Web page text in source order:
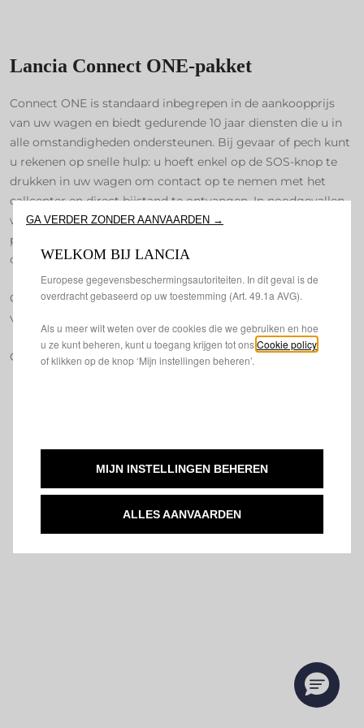
Lancia Connect ONE-pakket
Connect ONE is standaard inbegrepen in de aankoopprijs
van uw wagen en biedt gedurende 10 jaar diensten die u in
alle omstandigheden ondersteunen. Bij gevaar of pech kunt
u rekenen op snelle hulp: u hoeft enkel op de SOS-knop te
drukken in uw wagen om contact op te nemen met het
callcenter en direct bijstand te ontvangen. In noodgevallen
wordt automatisch een oproep gestart. Wanneer u of uw
passagiers niet op de oproep kunnen reageren, kan het
callcenter uw exacte locatie bepalen en hulp sturen.
Connect ONE zorgt bovendien voor regelmatige controle
van het onderhoud van uw wagen.
Goed om te weten dat u veilig bent.
GA VERDER ZONDER AANVAARDEN →
WELKOM BIJ LANCIA
We gebruiken cookies om ervoor te zorgen dat we u de beste
ervaring op onze website bieden. Cookies stellen ons in staat u
basisfuncties aan te bieden, zoals beveiliging, netwerkbeheer
en toegankelijkheid. Ze verbeteren de gebruiksvriendelijkheid
en prestaties via verschillende functies, zoals taalherkenning,
zoekresultaten en verbeteren daarmee wat wij u aanbieden.
Onze website zou ook cookies van derden kunnen gebruiken
om advertenties te sturen die voor u relevanter zijn. Sommige
de Europese Economische Ruimte (EER) die mogelijk nog geen
adequaatheidsbesluit hebben ontvangen van de relevante
Europese gegevensbeschermingsautoriteiten. In dit geval is de
overdracht gebaseerd op uw toestemming (Art. 49.1a AVG).
Als u meer wilt weten over de cookies die we gebruiken en hoe
u ze kunt beheren, kunt u toegang krijgen tot onsCookie policy
of klikken op de knop ‘Mijn instellingen beheren’.
MIJN INSTELLINGEN BEHEREN
ALLES AANVAARDEN